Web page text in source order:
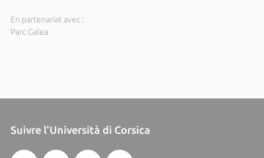
En partenariat avec :
Parc Galea
Suivre l'Università di Corsica